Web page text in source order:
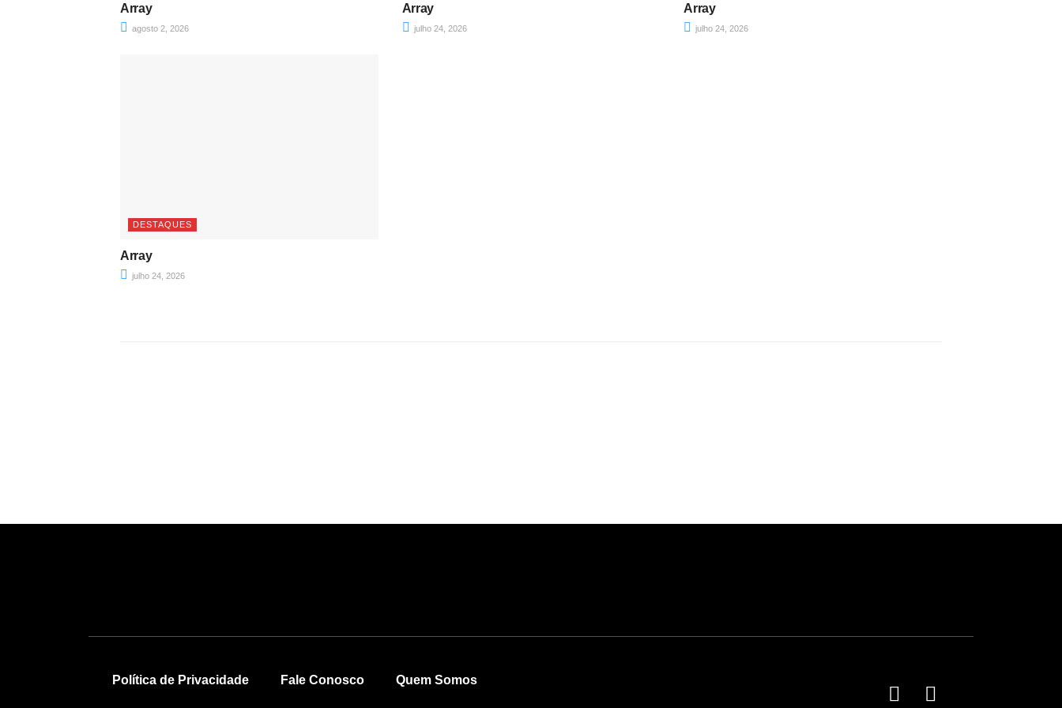
Array
agosto 2, 2026
Array
julho 24, 2026
Array
julho 24, 2026
DESTAQUES
Array
julho 24, 2026
Política de Privacidade Fale Conosco Quem Somos